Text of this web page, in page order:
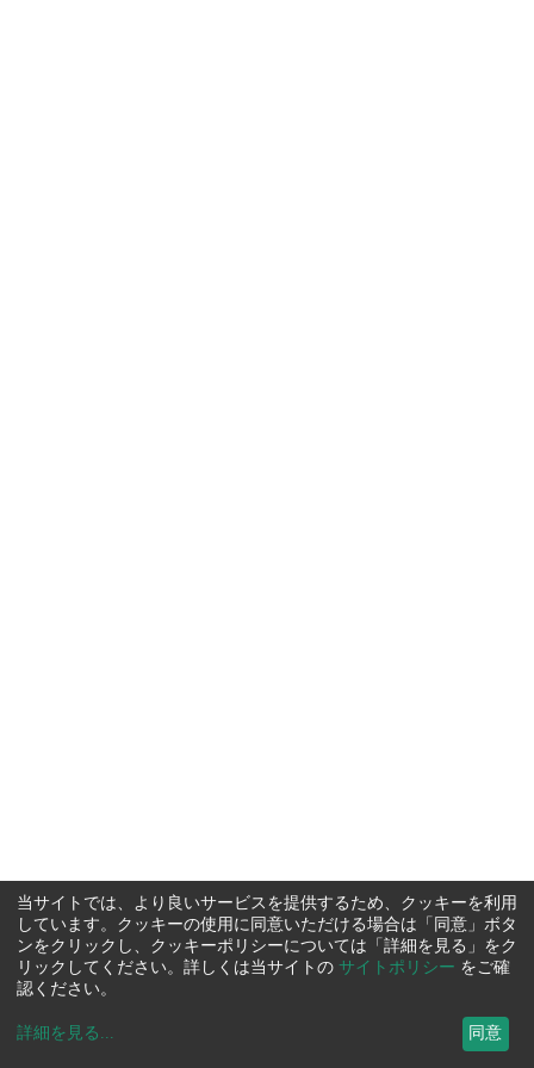
当サイトでは、より良いサービスを提供するため、クッキーを利用
しています。クッキーの使用に同意いただける場合は「同意」ボタ
ンをクリックし、クッキーポリシーについては「詳細を見る」をク
リックしてください。詳しくは当サイトの サイトポリシー をご確
認ください。
詳細を見る ... 同意